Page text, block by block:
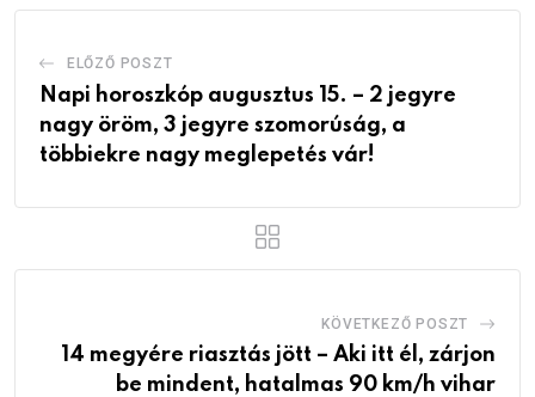
ELŐZŐ POSZT
Napi horoszkóp augusztus 15. – 2 jegyre
nagy öröm, 3 jegyre szomorúság, a
többiekre nagy meglepetés vár!
KÖVETKEZŐ POSZT
14 megyére riasztás jött – Aki itt él, zárjon
be mindent, hatalmas 90 km/h vihar